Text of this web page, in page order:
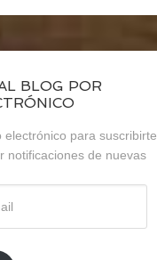
BLOG POR
electrónico para suscribirte
notificaciones de nuevas